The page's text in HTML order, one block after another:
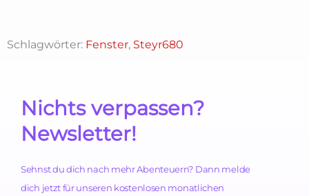
Schlagwörter: Fenster, Steyr680
Nichts verpassen?
Newsletter!
Sehnst du dich nach mehr Abenteuern? Dann melde
dich jetzt für unseren kostenlosen monatlichen